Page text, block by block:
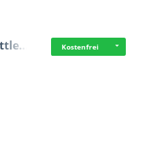
Kostenfrei